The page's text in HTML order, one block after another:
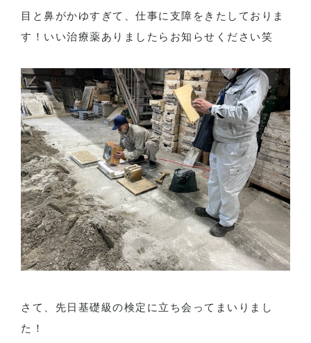
目と鼻がかゆすぎて、仕事に支障をきたしておりま
す！いい治療薬ありましたらお知らせください笑
さて、先日基礎級の検定に立ち会ってまいりまし
た！